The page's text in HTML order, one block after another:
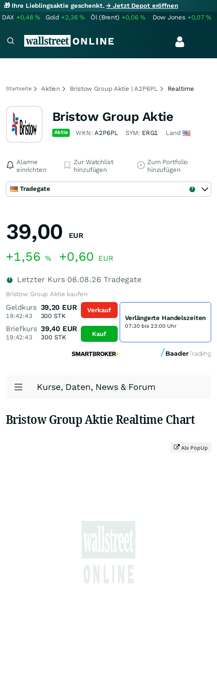
🎁 Ihre Lieblingsaktie geschenkt.→ Jetzt Depot eröffnen
DAX +0,48% Gold +2,36% Öl (Brent) +0,06% Dow Jones +0,07%
Startseite Aktien Bristow Group Aktie | A2P6PL Realtime
Bristow Group Aktie
Aktie WKN:A2P6PL SYM: ERG1 Land
Alarme
einrichten
Zur Watchlist
hinzufügen
Zum Portfolio
hinzufügen
Tradegate
39,00 EUR
+1,56 % +0,60 EUR
Letzter Kurs 06.08.26 Tradegate
Bristow Group Aktie kaufen
Geldkurs
19:42:43
39,20 EUR
300 STK
Briefkurs
19:42:43
39,40 EUR
300STK
Verkauf
Kauf
Verlängerte Handelszeiten
07:30 bis 23:00 Uhr
Kurse, Daten, News & Forum
Bristow Group Aktie Realtime Chart
Als PopUp